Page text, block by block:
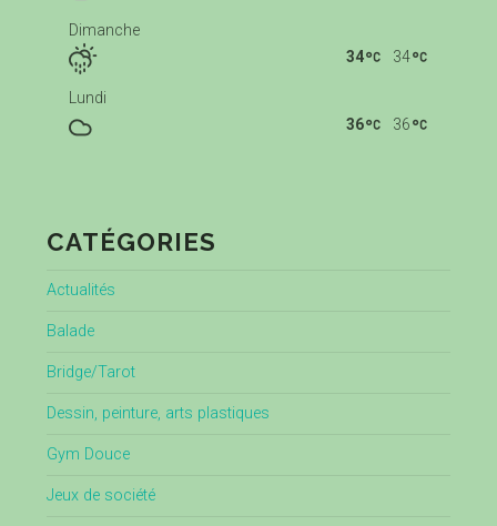
Dimanche
34
34
Lundi
36
36
CATÉGORIES
Actualités
Balade
Bridge/Tarot
Dessin, peinture, arts plastiques
Gym Douce
Jeux de société